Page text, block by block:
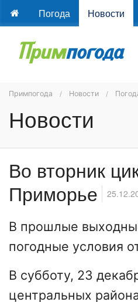
Погода Новости
Примпогода Новости
Новости
Во вторник
Приморье
В прошлые
погодные условия
В субботу, 23
центральных